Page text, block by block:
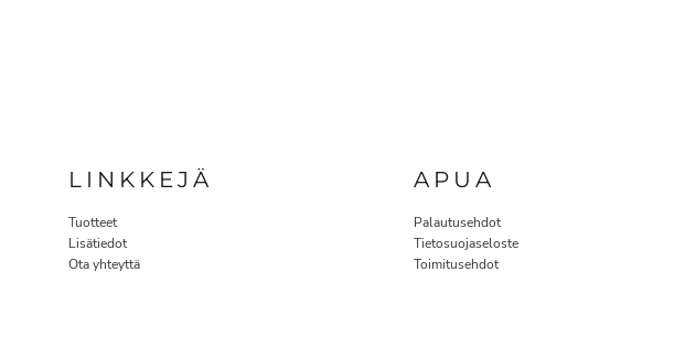
LINKKEJÄ
Tuotteet
Lisätiedot
Ota yhteyttä
APUA
Palautusehdot
Tietosuojaseloste
Toimitusehdot